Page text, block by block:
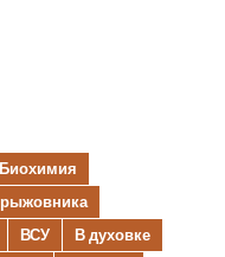
Биохимия
ВСУ
В духовке